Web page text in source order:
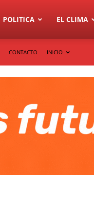
POLITICA EL CLIMA
CONTACTO INICIO